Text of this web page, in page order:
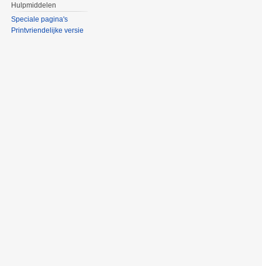
Hulpmiddelen
Speciale pagina's
Printvriendelijke versie